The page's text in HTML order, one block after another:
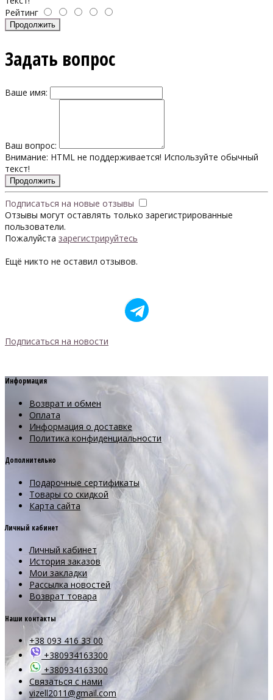
Рейтинг
Продолжить
Задать вопрос
Ваше имя:
Ваш вопрос:
Внимание: HTML не поддерживается! Используйте обычный
текст!
Продолжить
Подписаться на новые отзывы
Отзывы могут оставлять только зарегистрированные
пользователи.
Пожалуйста зарегистрируйтесь
Ещё никто не оставил отзывов.
Подписаться на новости
Информация
Возврат и обмен
Оплата
Информация о доставке
Политика конфиденциальности
Дополнительно
Подарочные сертификаты
Товары со скидкой
Карта сайта
Личный кабинет
Личный кабинет
История заказов
Мои закладки
Рассылка новостей
Возврат товара
Наши контакты
+38 093 416 33 00
+380934163300
+380934163300
Связаться с нами
vizell2011@gmail.com